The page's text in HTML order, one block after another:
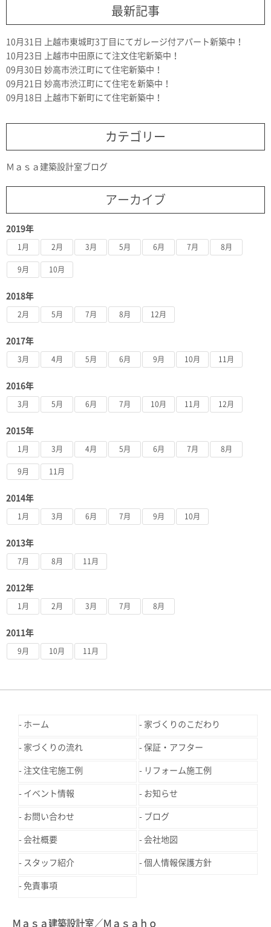
最新記事
10月31日
上越市東城町3丁目にてガレージ付アパート新築中！
10月23日
上越市中田原にて注文住宅新築中！
09月30日 妙高市渋江町にて住宅新築中！
09月21日 妙高市渋江町にて住宅を新築中！
09月18日
上越市下新町にて住宅新築中！
カテゴリー
Ｍａｓａ建築設計室ブログ
アーカイブ
2019年
1月 2月 3月 5月 6月 7月 8月
9月 10月
2018年
2月 5月 7月 8月 12月
2017年
3月 4月 5月 6月 9月 10月 11月
2016年
3月 5月 6月 7月 10月 11月 12月
2015年
1月 3月 4月 5月 6月 7月 8月
9月 11月
2014年
1月 3月 6月 7月 9月 10月
2013年
7月 8月 11月
2012年
1月 2月 3月 7月 8月
2011年
9月 10月 11月
ホーム 家づくりのこだわり
家づくりの流れ 保証・アフター
注文住宅施工例 リフォーム施工例
イベント情報 お知らせ
お問い合わせ ブログ
会社概要 会社地図
スタッフ紹介 個人情報保護方針
免責事項
Ｍａｓａ建築設計室／Ｍａｓａｈｏ